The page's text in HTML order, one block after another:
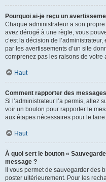
Pourquoi ai-je reçu un
Chaque administrateur a son
avez dérogé à une règle, vous
c’est la décision de
par les avertissements d’un site
comprenez pas les raisons de votre
Haut
Comment rapporter des
Si l’administrateur l’a permis, allez
voir un bouton pour rapporter le
aux étapes nécessaires pour le faire.
Haut
À quoi sert le bouton «
message ?
Il vous permet de sauvegarder des
poster ultérieurement. Pour les